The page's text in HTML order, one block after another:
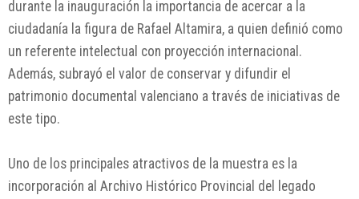
durante la inauguración la importancia de acercar a la
ciudadanía la figura de Rafael Altamira, a quien definió como
un referente intelectual con proyección internacional.
Además, subrayó el valor de conservar y difundir el
patrimonio documental valenciano a través de iniciativas de
este tipo.
Uno de los principales atractivos de la muestra es la
incorporación al Archivo Histórico Provincial del legado